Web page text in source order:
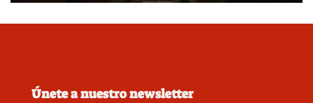
Únete a nuestro newsletter